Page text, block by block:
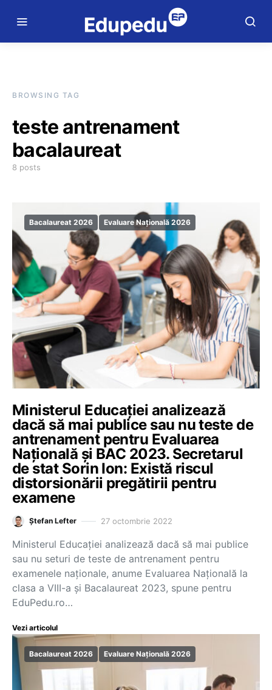
BROWSING TAG
teste antrenament
bacalaureat
8 posts
Bacalaureat 2026 Evaluare Națională 2026
Ministerul Educației analizează
dacă să mai publice sau nu teste de
antrenament pentru Evaluarea
Națională și BAC 2023. Secretarul
de stat Sorin Ion: Există riscul
distorsionării pregătirii pentru
examene
Ștefan Lefter 27 octombrie 2022
Ministerul Educației analizează dacă să mai publice
sau nu seturi de teste de antrenament pentru
examenele naționale, anume Evaluarea Națională la
clasa a VIII-a și Bacalaureat 2023, spune pentru
EduPedu.ro…
Vezi articolul
Bacalaureat 2026 Evaluare Națională 2026